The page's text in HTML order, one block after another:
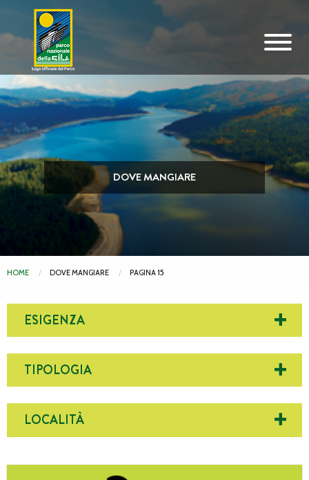
Vai al contenuto principale
DOVE MANGIARE
HOME DOVE MANGIARE PAGINA 15
ESIGENZA
TIPOLOGIA
LOCALITÀ